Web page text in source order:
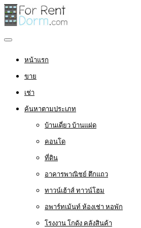
หน้าแรก
ขาย
เช่า
ค้นหาตามประเภท
บ้านเดี่ยว บ้านแฝด
คอนโด
ที่ดิน
อาคารพาณิชย์ ตึกแถว
ทาวน์เฮ้าส์ ทาวน์โฮม
อพาร์ทเม้นท์ ห้องเช่า หอพัก
โรงงาน โกดัง คลังสินค้า